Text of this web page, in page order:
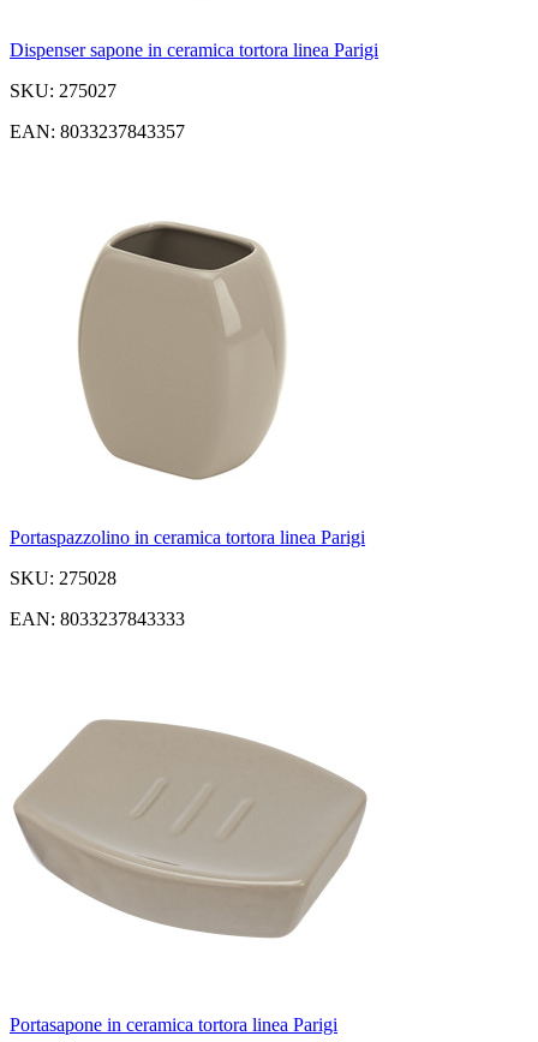
Dispenser sapone in ceramica tortora linea Parigi
SKU: 275027
EAN: 8033237843357
Portaspazzolino in ceramica tortora linea Parigi
SKU: 275028
EAN: 8033237843333
Portasapone in ceramica tortora linea Parigi